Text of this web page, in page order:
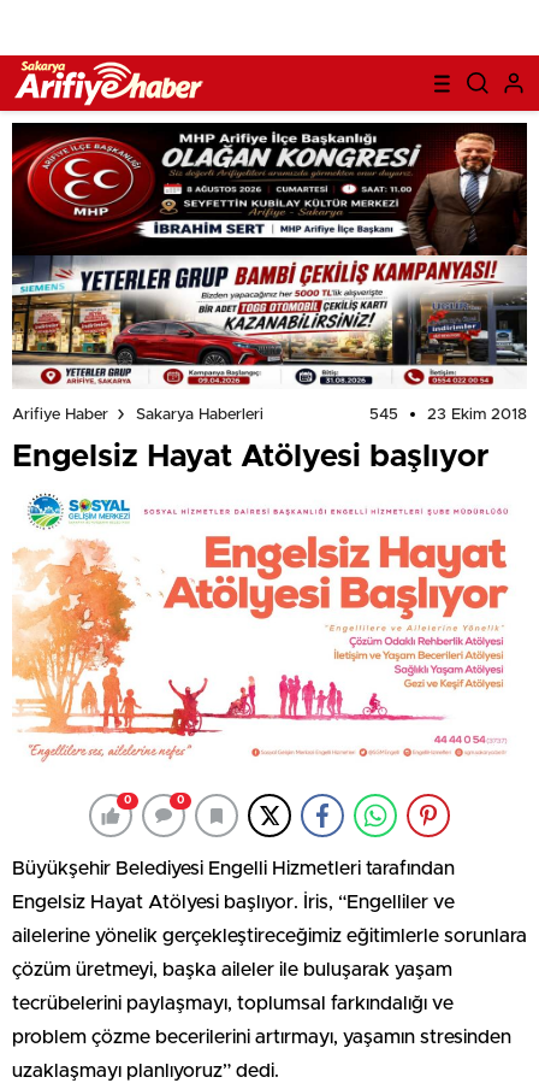
Arifiye Haber Sakarya Haberleri 545 23 Ekim 2018
Engelsiz Hayat Atölyesi başlıyor
0 0
Büyükşehir Belediyesi Engelli Hizmetleri tarafından
Engelsiz Hayat Atölyesi başlıyor. İris, “Engelliler ve
ailelerine yönelik gerçekleştireceğimiz eğitimlerle sorunlara
çözüm üretmeyi, başka aileler ile buluşarak yaşam
tecrübelerini paylaşmayı, toplumsal farkındalığı ve
problem çözme becerilerini artırmayı, yaşamın stresinden
uzaklaşmayı planlıyoruz” dedi.